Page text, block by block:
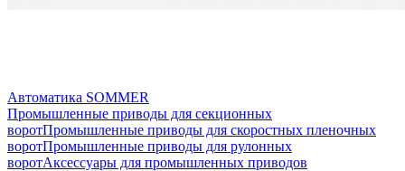
Автоматика SOMMER
Промышленные приводы для секционных
воротПромышленные приводы для скоростных пленочных
воротПромышленные приводы для рулонных
воротАксессуары для промышленных приводов